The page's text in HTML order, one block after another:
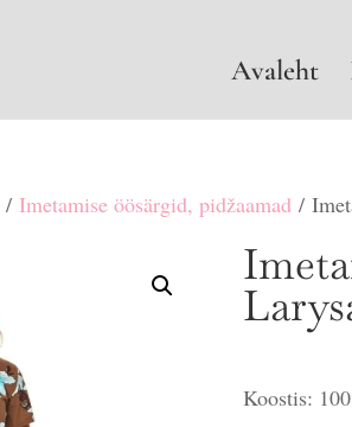
Avaleht
/Imetamise öösärgid, pidžaamad /
Koostis: